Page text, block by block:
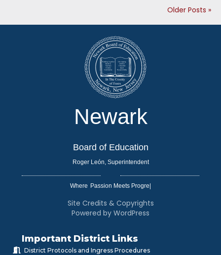
Older Posts »
Newark
Board of Education
Roger León, Superintendent
Where
Site Credits & Copyrights
Powered by WordPress
Important District Links
District Protocols and Ingress Procedures